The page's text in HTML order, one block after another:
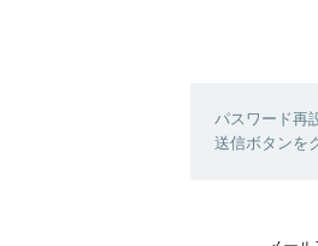
パスワード再
送信ボタンを